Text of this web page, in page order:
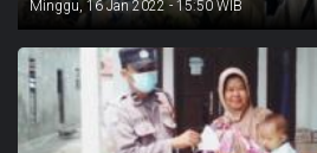
Minggu, 16 Jan 2022 - 15:50 WIB